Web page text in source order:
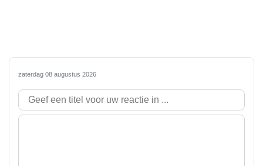
zaterdag 08 augustus 2026